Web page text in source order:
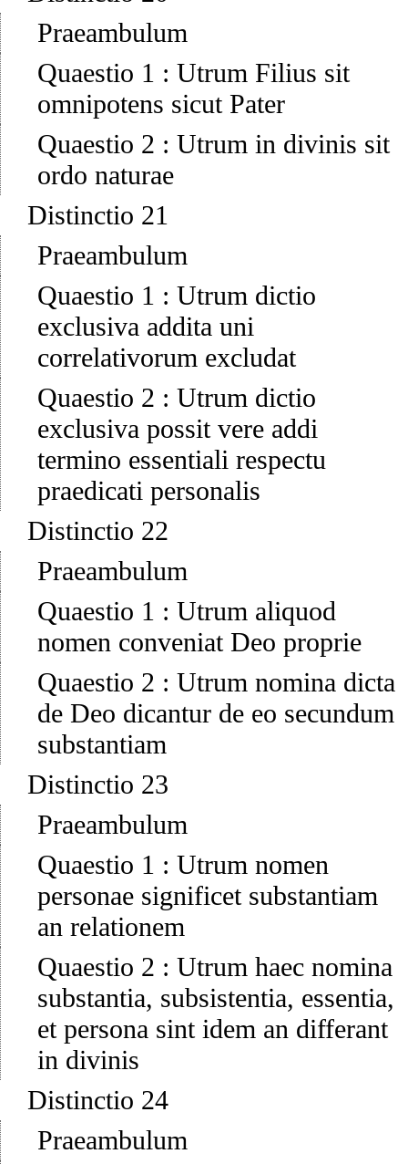
Praeambulum
Quaestio 1 : Utrum Filius sit
omnipotens sicut Pater
Quaestio 2 : Utrum in divinis sit
ordo naturae
Distinctio 21
Praeambulum
Quaestio 1 : Utrum dictio
exclusiva addita uni
correlativorum excludat
Quaestio 2 : Utrum dictio
exclusiva possit vere addi
termino essentiali respectu
praedicati personalis
Distinctio 22
Praeambulum
Quaestio 1 : Utrum aliquod
nomen conveniat Deo proprie
Quaestio 2 : Utrum nomina dicta
de Deo dicantur de eo secundum
substantiam
Distinctio 23
Praeambulum
Quaestio 1 : Utrum nomen
personae significet substantiam
an relationem
Quaestio 2 : Utrum haec nomina
substantia, subsistentia, essentia,
et persona sint idem an differant
in divinis
Distinctio 24
Praeambulum